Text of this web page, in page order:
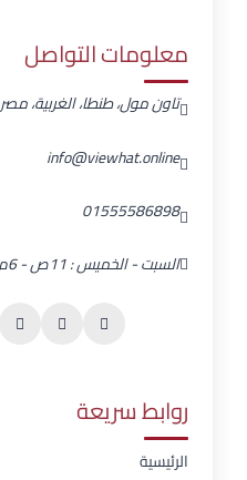
معلومات التواصل
تاون مول، طنطا، الغربية، مصر
info@viewhat.online
01555586898
السبت - الخميس : 11ص - 6م
روابط سريعة
الرئيسية